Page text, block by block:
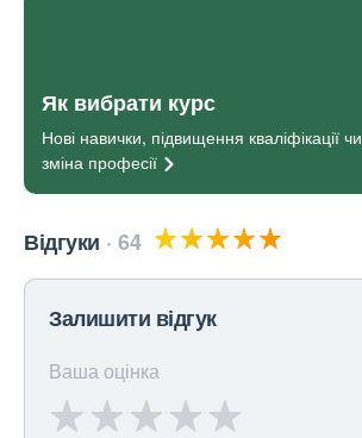
Як вибрати курс
Нові навички, підвищення кваліфікації чи
зміна професії
Відгуки 64
Залишити відгук
Ваша оцінка